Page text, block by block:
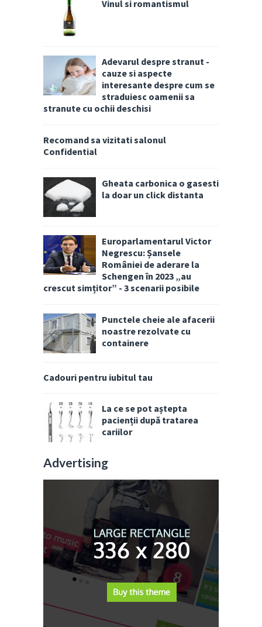
Vinul si romantismul
Adevarul despre stranut -
cauze si aspecte
interesante despre cum se
straduiesc oamenii sa
stranute cu ochii deschisi
Recomand sa vizitati salonul
Confidential
Gheata carbonica o gasesti
la doar un click distanta
Europarlamentarul Victor
Negrescu: Șansele
României de aderare la
Schengen în 2023 „au
crescut simțitor” - 3 scenarii posibile
Punctele cheie ale afacerii
noastre rezolvate cu
containere
Cadouri pentru iubitul tau
La ce se pot aștepta
pacienții după tratarea
cariilor
Advertising